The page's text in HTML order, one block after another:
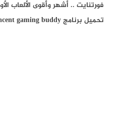
فورتنايت .. أشهر وأقوى الألعاب
تحميل برنامج tencent gaming buddy للكمبيوتر